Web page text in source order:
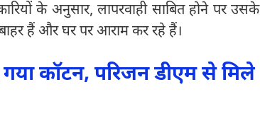
के अनुसार, लापरवाही साबित होने पर उसके
हैं और घर पर आराम कर रहे हैं।
कॉटन, परिजन डीएम से मिले